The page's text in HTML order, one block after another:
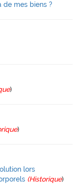
de mes biens ?
)
)
lors
(Historique)